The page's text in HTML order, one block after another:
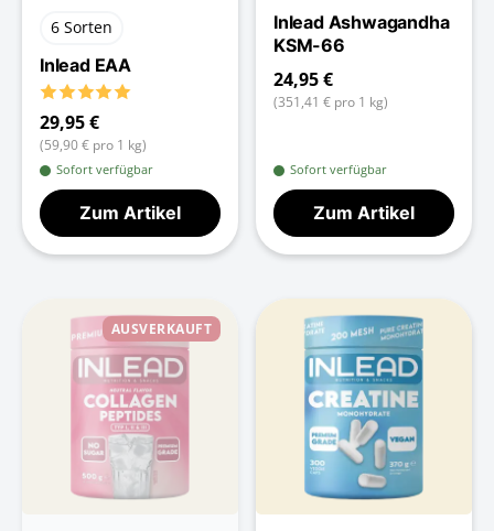
6 Sorten
Inlead EAA
29,95 €
(59,90 € pro 1 kg)
Sofort verfügbar
Zum Artikel
Inlead Ashwagandha
KSM-66
24,95 €
(351,41 € pro 1 kg)
Sofort verfügbar
Zum Artikel
AUSVERKAUFT